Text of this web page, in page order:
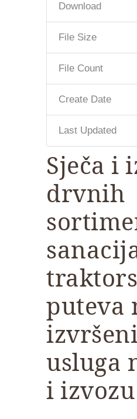
Download
File Size
File Count
Create Date
Last Updated
Sječa i
drvnih
puteva
usluga
i